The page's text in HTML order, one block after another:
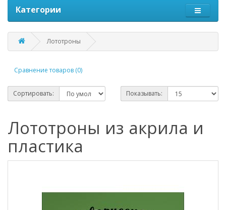
Категории
Лототроны
Сравнение товаров (0)
Сортировать: Показывать:
Лототроны из акрила и
пластика